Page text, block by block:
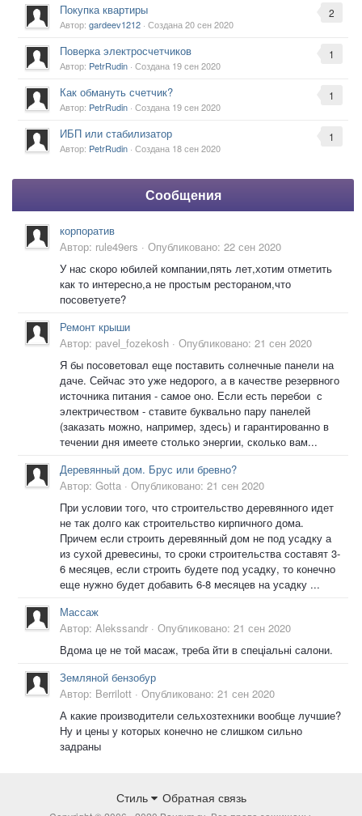
2
Покупка квартиры
Автор: gardeev1212 · Создана20 сен 2020
1
Поверка электросчетчиков
Автор: PetrRudin · Создана 19 сен 2020
1
Как обмануть счетчик?
Автор: PetrRudin · Создана 19 сен 2020
1
ИБП или стабилизатор
Автор: PetrRudin · Создана 18 сен 2020
Сообщения
корпоратив
Автор: rule49ers · Опубликовано: 22 сен 2020
У нас скоро юбилей компании,пять лет,хотим отметить
как то интересно,а не простым рестораном,что
посоветуете?
Ремонт крыши
Автор: pavel_fozekosh · Опубликовано: 21 сен 2020
Я бы посоветовал еще поставить солнечные панели на
даче. Сейчас это уже недорого, а в качестве резервного
источника питания - самое оно. Если есть перебои с
электричеством - ставите буквально пару панелей
(заказать можно, например, здесь) и гарантированно в
течении дня имеете столько энергии, сколько вам...
Деревянный дом. Брус или бревно?
Автор: Gotta · Опубликовано: 21 сен 2020
При условии того, что строительство деревянного идет
не так долго как строительство кирпичного дома.
Причем если строить деревянный дом не под усадку а
из сухой древесины, то сроки строительства составят 3-
6 месяцев, если строить будете под усадку, то конечно
еще нужно будет добавить 6-8 месяцев на усадку ...
Массаж
Автор: Alekssandr · Опубликовано: 21 сен 2020
Вдома це не той масаж, треба йти в спеціальні салони.
Земляной бензобур
Автор: Berrilott · Опубликовано: 21 сен 2020
А какие производители сельхозтехники вообще лучшие?
Ну и цены у которых конечно не слишком сильно
задраны
Стиль Обратная связь